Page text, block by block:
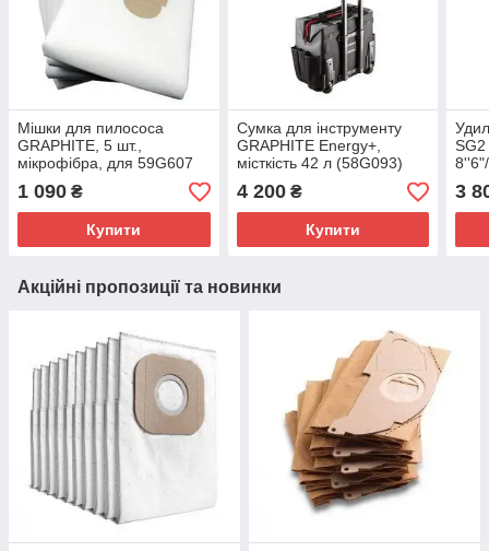
Мішки для пилососа
GRAPHITE, 5 шт.,
мікрофібра, для 59G607
(59G607-145)
1 090 ₴
Купити
Сумка для інструменту
GRAPHITE Energy+,
місткість 42 л (58G093)
4 200₴
Купити
3
Акційні пропозиції та новинки